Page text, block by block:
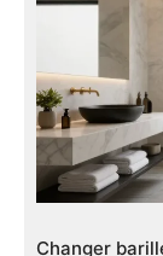
Changer